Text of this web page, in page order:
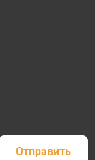
Отправить